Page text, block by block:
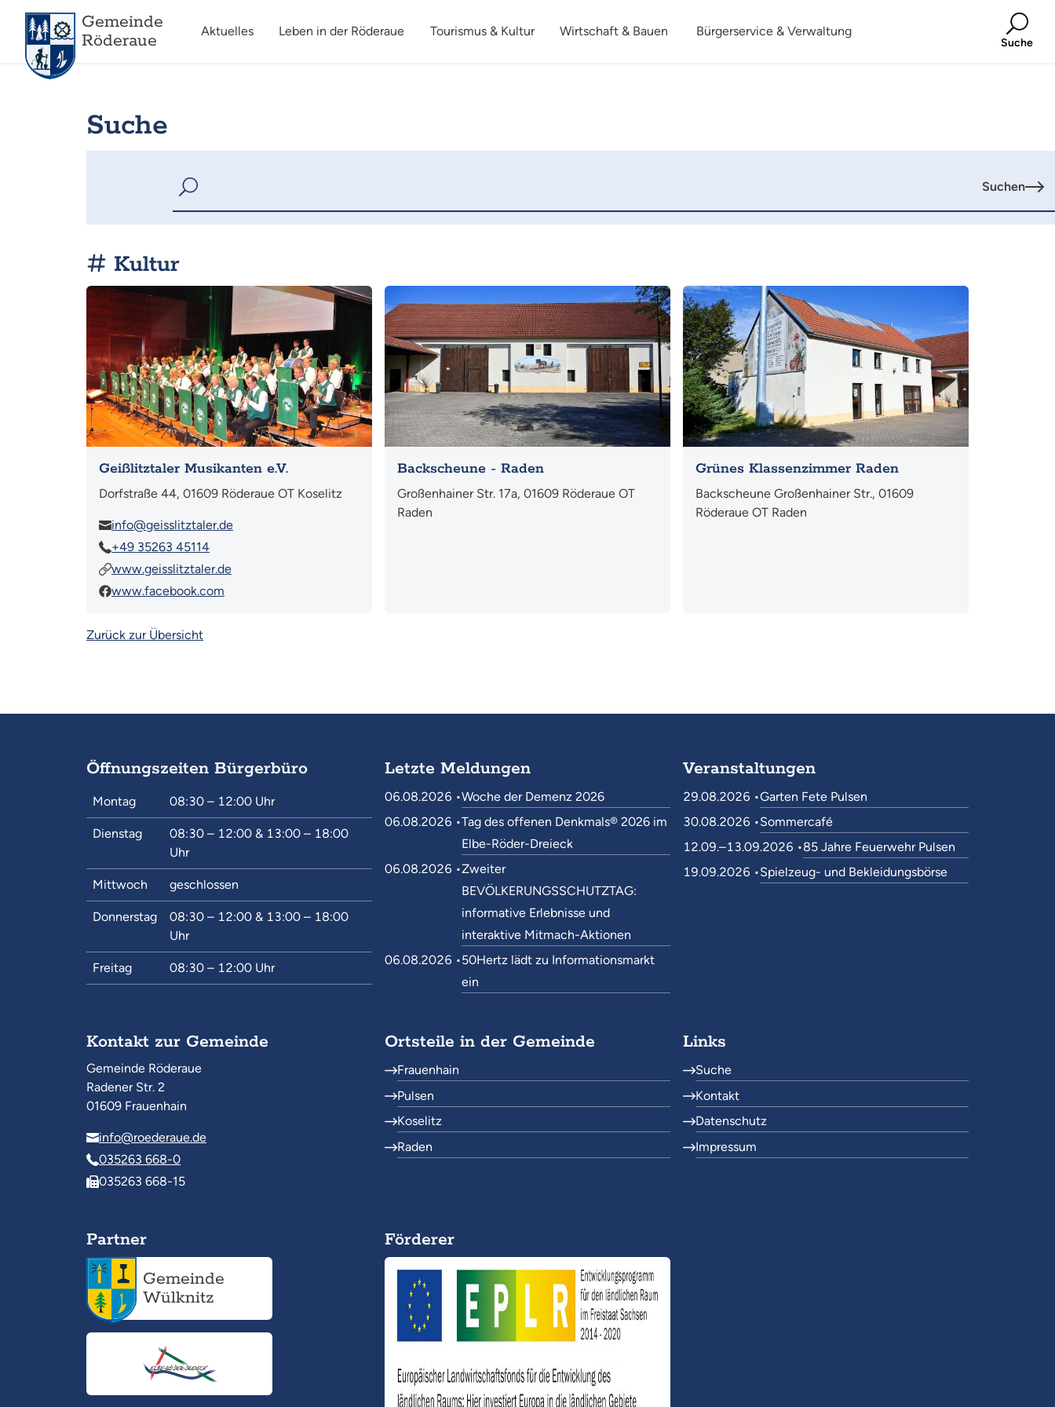
Gemeinde
Röderaue
Aktuelles Leben in der Röderaue Tourismus & Kultur Wirtschaft & Bauen Bürgerservice & Verwaltung
Suche
Suche
Suchen
Kultur
Mehr
Geißlitztaler Musikanten e.V.
Dorfstraße 44, 01609 Röderaue OT Koselitz
info@geisslitztaler.de
+49 35263 45114
www.geisslitztaler.de
www.facebook.com
Mehr
Backscheune - Raden
Großenhainer Str. 17a, 01609 Röderaue OT
Raden
Mehr
Grünes Klassenzimmer Raden
Backscheune Großenhainer Str., 01609
Röderaue OT Raden
Zurück zur Übersicht
Letzte Meldungen
06.08.2026 •Woche der Demenz 2026
06.08.2026 •Tag des offenen Denkmals® 2026 im
Elbe-Röder-Dreieck
06.08.2026 •Zweiter
BEVÖLKERUNGSSCHUTZTAG:
informative Erlebnisse und
interaktive Mitmach-Aktionen
06.08.2026 •50Hertz lädt zu Informationsmarkt
ein
Veranstaltungen
29.08.2026 •Garten Fete Pulsen
30.08.2026 •Sommercafé
12.09.–13.09.2026 •85 Jahre Feuerwehr Pulsen
19.09.2026 •Spielzeug- und Bekleidungsbörse
Ortsteile in der Gemeinde
Frauenhain
Pulsen
Koselitz
Raden
Links
Suche
Kontakt
Datenschutz
Impressum
Kontakt zur Gemeinde
Gemeinde Röderaue
Radener Str. 2
01609 Frauenhain
info@roederaue.de
035263 668-0
035263 668-15
Öffnungszeiten Bürgerbüro
Montag 08:30 – 12:00 Uhr
Dienstag 08:30 – 12:00 & 13:00 – 18:00
Uhr
Mittwoch geschlossen
Donnerstag 08:30 – 12:00 & 13:00 – 18:00
Uhr
Freitag 08:30 – 12:00 Uhr
Partner
Gemeinde
Wülknitz
Förderer